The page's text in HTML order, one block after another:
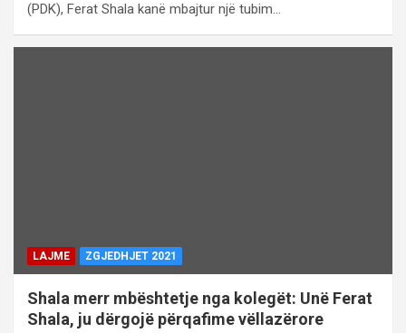
(PDK), Ferat Shala kanë mbajtur një tubim…
LAJME ZGJEDHJET 2021
Shala merr mbështetje nga kolegët: Unë Ferat
Shala, ju dërgojë përqafime vëllazërore